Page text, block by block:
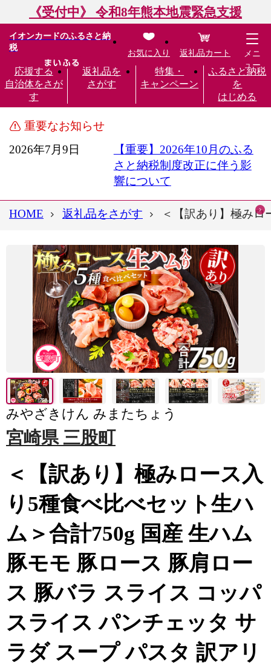
《受付中》 令和8年熊本地震緊急支援
イオンカードのふるさと納
税
応援する
自治体をさが
す
返礼品を
さがす
特集・
キャンペーン
ふるさと納税
を
はじめる
お気に入り 返礼品カート
メニ
ュー
重要なお知らせ
2026年7月9日
【重要】2026年10月のふる
さと納税制度改正に伴う影
響について
HOME 返礼品をさがす ＜【訳あり】極み
みやざきけん みまたちょう
宮崎県 三股町
＜【訳あり】極みロース入
り5種食べ比べセット生ハ
ム＞合計750g 国産 生ハム
豚モモ 豚ロース 豚肩ロー
ス 豚バラ スライス コッパ
スライス パンチェッタ サ
ラダ スープ パスタ 訳アリ